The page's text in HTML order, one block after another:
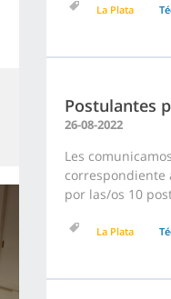
La Plata
Postulantes
26-08-2022
Les
correspondiente
por las/os 10
La Plata